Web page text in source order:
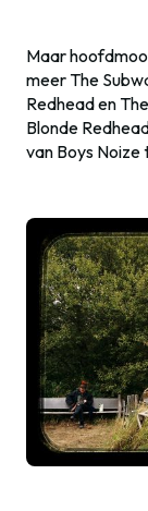
Maar
meer The
Redhead en
Blonde
van Boys Noize